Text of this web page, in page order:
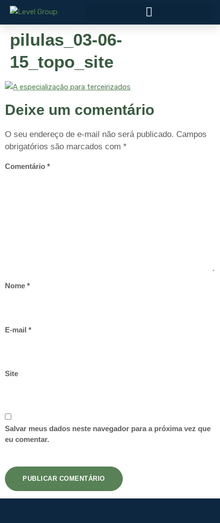
pilulas_03-06-
15_topo_site
Deixe um comentário
O seu endereço de e-mail não será publicado. Campos
obrigatórios são marcados com *
Comentário *
Nome *
E-mail *
Site
Salvar meus dados neste navegador para a próxima vez que
eu comentar.